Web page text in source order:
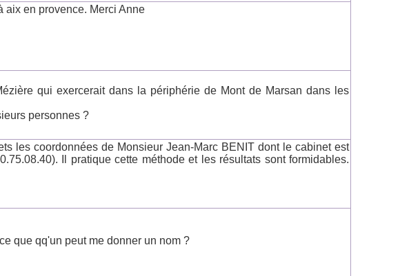
aix en provence. Merci Anne
qui exercerait dans la périphérie de Mont de Marsan dans les
personnes ?
les coordonnées de Monsieur Jean-Marc BENIT dont le cabinet est
Il pratique cette méthode et les résultats sont formidables.
que qq'un peut me donner un nom ?